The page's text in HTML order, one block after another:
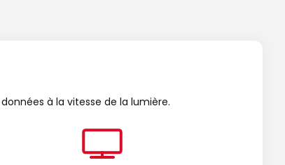
à la vitesse de la lumière.